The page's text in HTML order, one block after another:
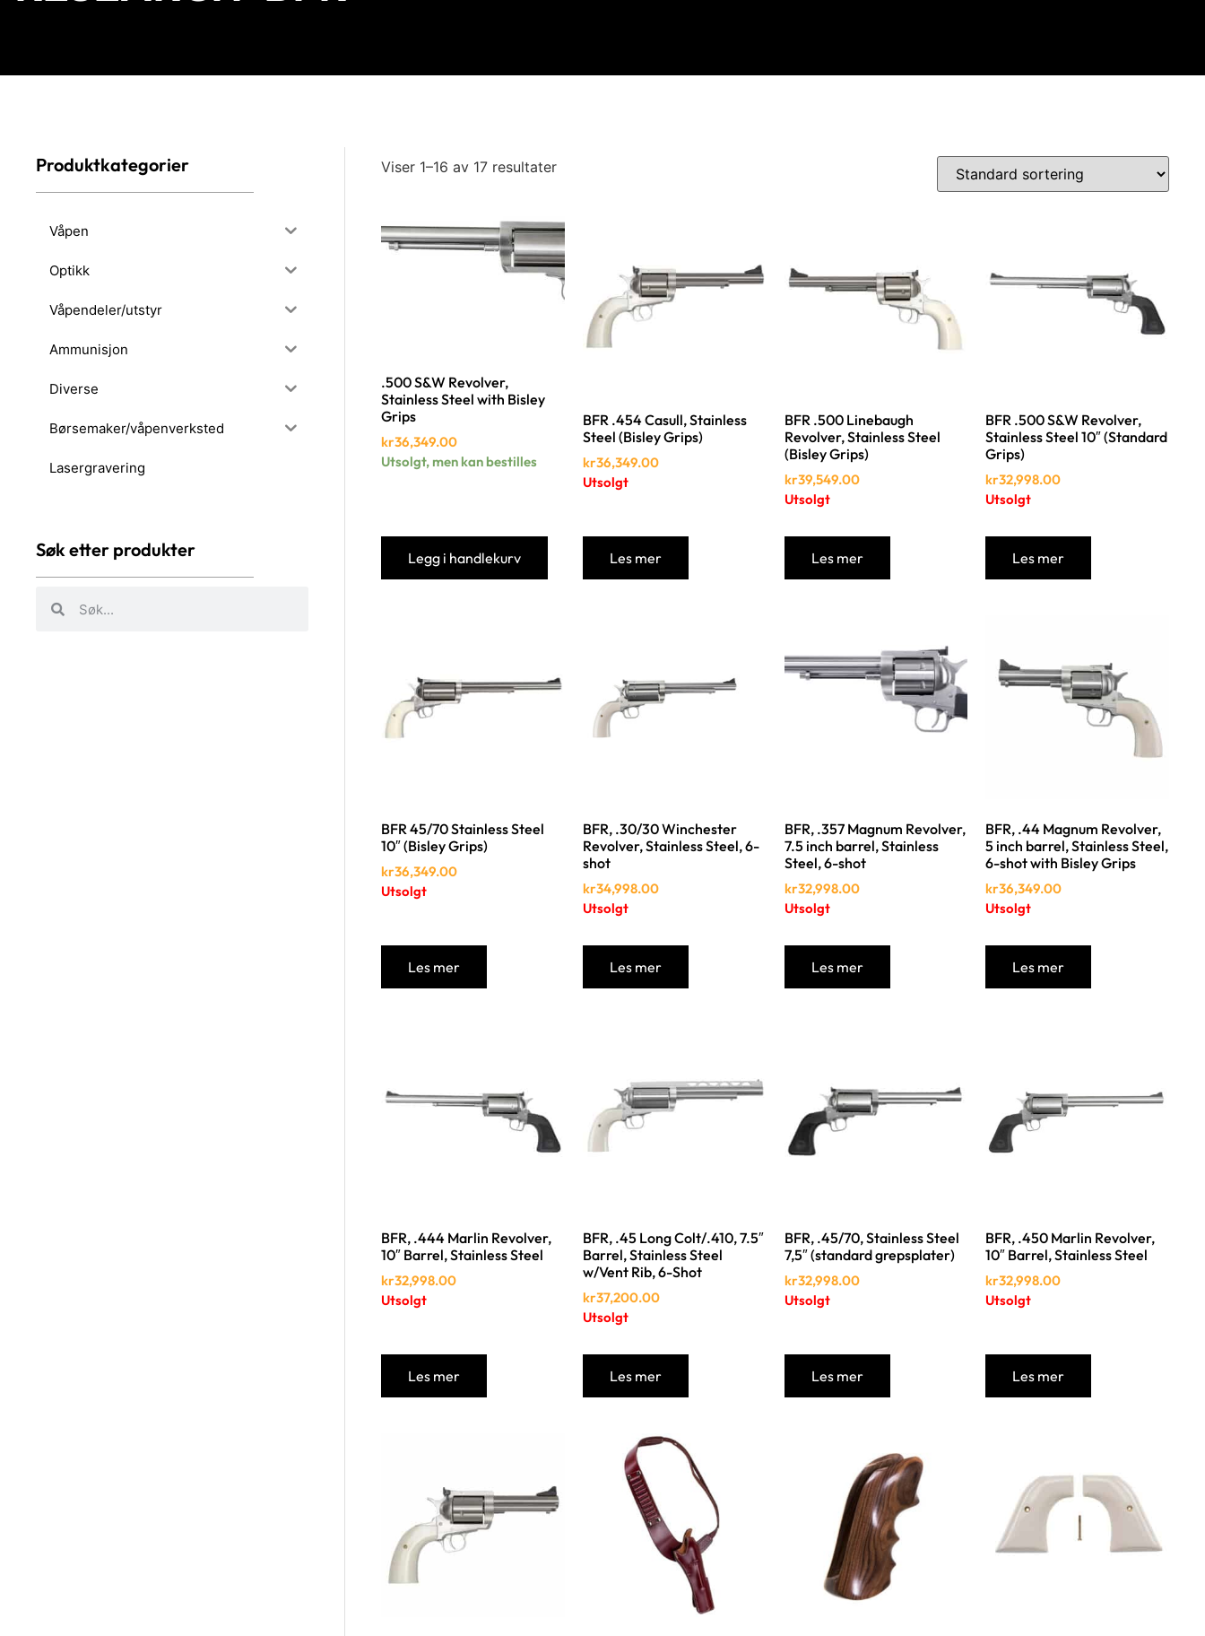
Produktkategorier
Våpen
Optikk
Våpendeler/utstyr
Ammunisjon
Diverse
Børsemaker/våpenverksted
Lasergravering
Søk etter produkter
Viser 1–16 av 17 resultater
.500 S&W Revolver,
Stainless Steel with Bisley
Grips
kr36,349.00
Utsolgt, men kan bestilles
Legg i handlekurv
BFR .454 Casull, Stainless
Steel (Bisley Grips)
kr36,349.00
Utsolgt
Les mer
BFR .500 Linebaugh
Revolver, Stainless Steel
(Bisley Grips)
kr39,549.00
Utsolgt
Les mer
BFR .500 S&W Revolver,
Stainless Steel 10″ (Standard
Grips)
kr32,998.00
Utsolgt
Les mer
BFR 45/70 Stainless Steel
10″ (Bisley Grips)
kr36,349.00
Utsolgt
Les mer
BFR, .30/30 Winchester
Revolver, Stainless Steel, 6-
shot
kr34,998.00
Utsolgt
Les mer
BFR, .357 Magnum Revolver,
7.5 inch barrel, Stainless
Steel, 6-shot
kr32,998.00
Utsolgt
Les mer
BFR, .44 Magnum Revolver,
5 inch barrel, Stainless Steel,
6-shot with Bisley Grips
kr36,349.00
Utsolgt
Les mer
BFR, .444 Marlin Revolver,
10″ Barrel, Stainless Steel
kr32,998.00
Utsolgt
Les mer
BFR, .45 Long Colt/.410, 7.5″
Barrel, Stainless Steel
w/Vent Rib, 6-Shot
kr37,200.00
Utsolgt
Les mer
BFR, .45/70, Stainless Steel
7,5″ (standard grepsplater)
kr32,998.00
Utsolgt
Les mer
BFR, .450 Marlin Revolver,
10″ Barrel, Stainless Steel
kr32,998.00
Utsolgt
Les mer